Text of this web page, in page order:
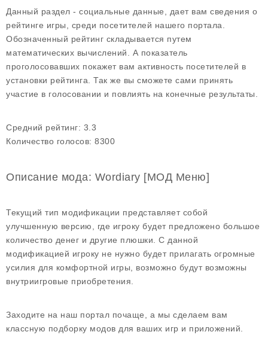
Данный раздел - социальные данные, дает вам сведения о
рейтинге игры, среди посетителей нашего портала.
Обозначенный рейтинг складывается путем
математических вычислений. А показатель
проголосовавших покажет вам активность посетителей в
установки рейтинга. Так же вы сможете сами принять
участие в голосовании и повлиять на конечные результаты.
Средний рейтинг: 3.3
Количество голосов: 8300
Описание мода: Wordiary [МОД Меню]
Текущий тип модификации представляет собой
улучшенную версию, где игроку будет предложено большое
количество денег и другие плюшки. С данной
модификацией игроку не нужно будет прилагать огромные
усилия для комфортной игры, возможно будут возможны
внутриигровые приобретения.
Заходите на наш портал почаще, а мы сделаем вам
классную подборку модов для ваших игр и приложений.